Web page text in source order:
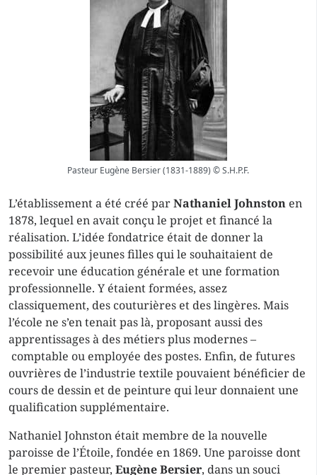
Pasteur Eugène Bersier (1831-1889) © S.H.P.F.
L’établissement a été créé parNathaniel Johnston en
1878, lequel en avait conçu le projet et financé la
réalisation. L’idée fondatrice était de donner la
possibilité aux jeunes filles qui le souhaitaient de
recevoir une éducation générale et une formation
professionnelle. Y étaient formées, assez
classiquement, des couturières et des lingères. Mais
l’école ne s’en tenait pas là, proposant aussi des
apprentissages à des métiers plus modernes –
comptable ou employée des postes. Enfin, de futures
ouvrières de l’industrie textile pouvaient bénéficier de
cours de dessin et de peinture qui leur donnaient une
qualification supplémentaire.
Nathaniel Johnston était membre de la nouvelle
paroisse de l’Étoile, fondée en 1869. Une paroisse dont
le premier pasteur, Eugène Bersier, dans un souci